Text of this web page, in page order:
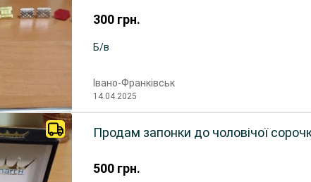
300 грн.
Б/в
Івано-Франківськ
14.04.2025
500 грн.
Продам запонки до чоловічої